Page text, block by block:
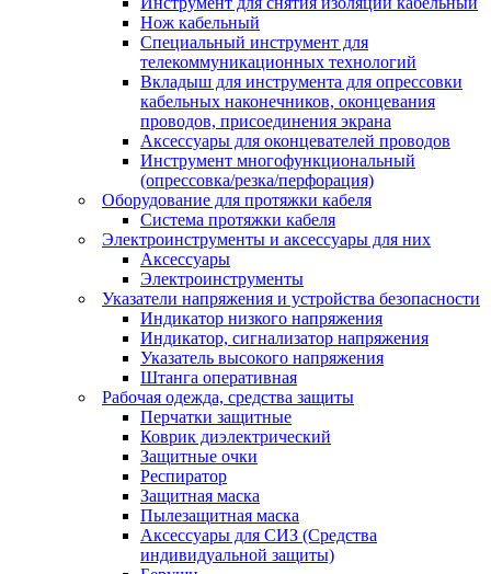
Нож кабельный
Специальный инструмент для
телекоммуникационных технологий
Вкладыш для инструмента для опрессовки
кабельных наконечников, оконцевания
проводов, присоединения экрана
Аксессуары для оконцевателей проводов
Инструмент многофункциональный
(опрессовка/резка/перфорация)
Оборудование для протяжки кабеля
Система протяжки кабеля
Электроинструменты и аксессуары для них
Аксессуары
Электроинструменты
Указатели напряжения и устройства безопасности
Индикатор низкого напряжения
Индикатор, сигнализатор напряжения
Указатель высокого напряжения
Штанга оперативная
Рабочая одежда, средства защиты
Перчатки защитные
Коврик диэлектрический
Защитные очки
Респиратор
Защитная маска
Пылезащитная маска
Аксессуары для СИЗ (Средства
индивидуальной защиты)